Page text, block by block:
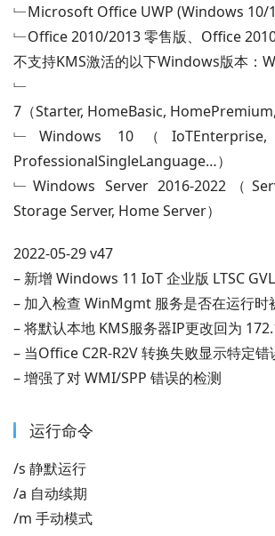
﹂Microsoft Office UWP (Windows 10/
﹂Office 2010/2013 零售版、Office
不支持KMS激活的以下Windows版本：
7（Starter, HomeBasic,
﹂Windows 10（IoTEnterprise,
ProfessionalSingleLanguage…）
﹂Windows Server 2016-2022（
Storage Server, Home Server）
2022-05-29 v47
– 新增 Windows 11 IoT 企业版 LTSC
– 加入检查 WinMgmt 服务是否在运行时
– 将默认本地 KMS服务器IP更改回为
– 当Office C2R-R2V 转换失败显示特定错
– 增强了对 WMI/SPP 错误的检测
运行命令
/s 静默运行
/a 自动续期
/m 手动模式